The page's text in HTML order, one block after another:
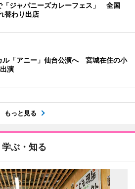
「ジャパニーズカレーフェス」 全国
替わり出店
ル「アニー」仙台公演へ 宮城在住の小
演
もっと見る
学ぶ・知る